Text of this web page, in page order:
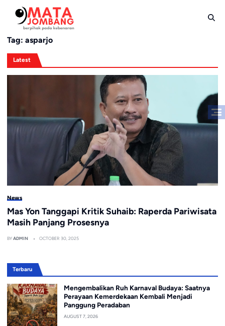
content
Tag: asparjo
Latest
News
Mas Yon Tanggapi Kritik Suhaib: Raperda Pariwisata
Masih Panjang Prosesnya
BYADMIN OCTOBER 30, 2025
Terbaru
Mengembalikan Ruh Karnaval Budaya: Saatnya
Perayaan Kemerdekaan Kembali Menjadi
Panggung Peradaban
AUGUST 7, 2026